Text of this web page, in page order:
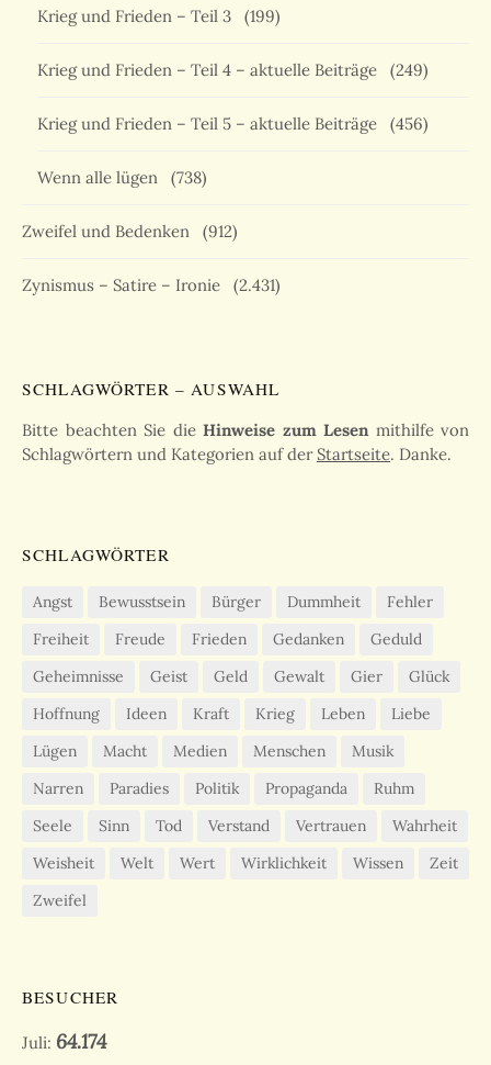
Krieg und Frieden – Teil 3 (199)
Krieg und Frieden – Teil 4 – aktuelle Beiträge (249)
Krieg und Frieden – Teil 5 – aktuelle Beiträge (456)
Wenn alle lügen (738)
Zweifel und Bedenken (912)
Zynismus – Satire – Ironie (2.431)
SCHLAGWÖRTER – AUSWAHL
Bitte beachten Sie dieHinweise zum Lesenmithilfe von
Schlagwörtern und Kategorien auf der Startseite. Danke.
SCHLAGWÖRTER
Angst Bewusstsein Bürger Dummheit
Fehler
Freiheit
Freude Frieden Gedanken
Geduld
Geheimnisse
Geist Geld Gewalt Gier
Glück
Hoffnung
Ideen Kraft Krieg Leben
Liebe
Lügen
Macht Medien Menschen
Musik
Narren
Paradies Politik Propaganda
Ruhm
Seele
Sinn Tod Verstand Vertrauen
Wahrheit
Weisheit
Welt Wert Wirklichkeit Wissen
Zeit
Zweifel
BESUCHER
Juli: 64.174